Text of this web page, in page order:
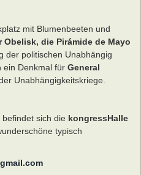
mit Blumenbeeten und
Obelisk, die Pirámide de Mayo
der politischen Unabhängig
ein Denkmal für General
Unabhängigkeitskriege.
befindet sich die kongressHalle
typisch